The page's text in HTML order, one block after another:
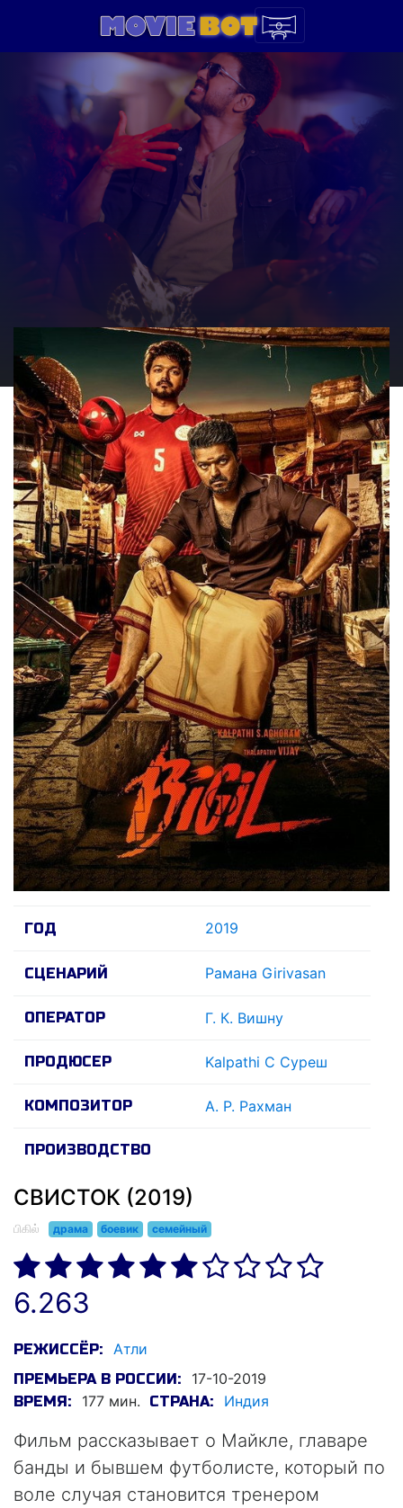
ГОД 2019
СЦЕНАРИЙ Рамана Girivasan
ОПЕРАТОР Г. К. Вишну
ПРОДЮСЕР Kalpathi С Суреш
КОМПОЗИТОР А. Р. Рахман
ПРОИЗВОДСТВО
СВИСТОК (2019)
பிகில் драма боевик семейный
6.263
РЕЖИССЁР: Атли
ПРЕМЬЕРА В РОССИИ: 17-10-2019
ВРЕМЯ: 177 мин. СТРАНА: Индия
Фильм рассказывает о Майкле, главаре
банды и бывшем футболисте, который по
воле случая становится тренером